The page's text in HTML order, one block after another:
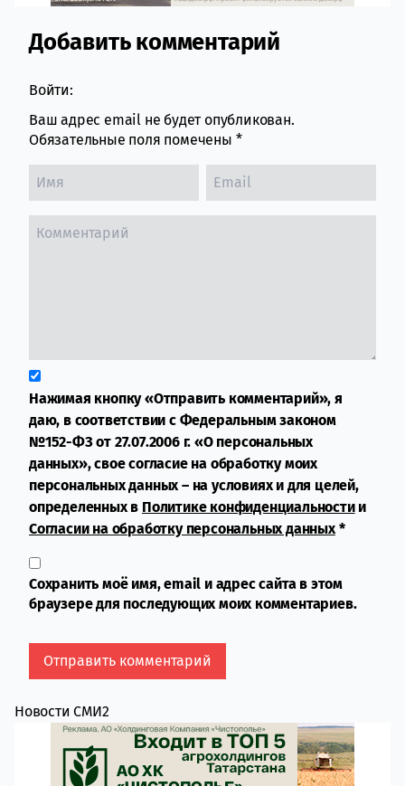
Comment section
Добавить комментарий
Войти:
Ваш адрес email не будет опубликован.
Обязательные поля помечены *
Нажимая кнопку «Отправить комментарий», я
даю, в соответствии с Федеральным законом
№152-ФЗ от 27.07.2006 г. «О персональных
данных», свое согласие на обработку моих
персональных данных – на условиях и для целей,
определенных в Политике конфиденциальностии
Согласии на обработку персональных данных*
Сохранить моё имя, email и адрес сайта в этом
браузере для последующих моих комментариев.
Новости СМИ2